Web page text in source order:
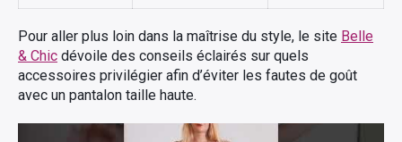
Pour aller plus loin dans la maîtrise du style, le site Belle
& Chic dévoile des conseils éclairés sur quels
accessoires privilégier afin d’éviter les fautes de goût
avec un pantalon taille haute.